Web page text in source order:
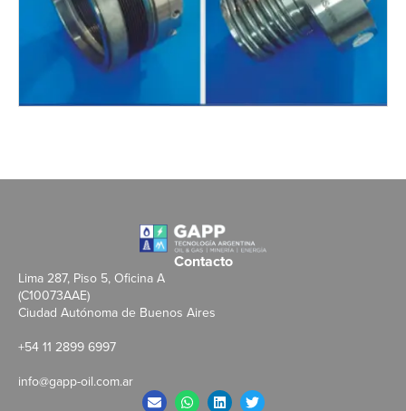
Contacto
Lima 287, Piso 5, Oficina A
(C10073AAE)
Ciudad Autónoma de Buenos Aires
+54 11 2899 6997
info@gapp-oil.com.ar